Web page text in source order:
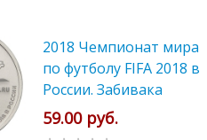
2018 Чемпионат мира
по футболу FIFA 2018 в
России. Забивака
59.00 руб.